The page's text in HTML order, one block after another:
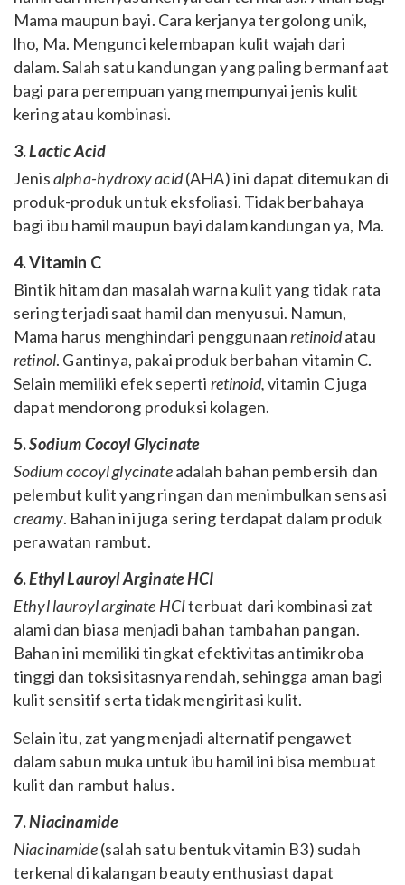
Mama maupun bayi. Cara kerjanya tergolong unik,
lho, Ma. Mengunci kelembapan kulit wajah dari
dalam. Salah satu kandungan yang paling bermanfaat
bagi para perempuan yang mempunyai jenis kulit
kering atau kombinasi.
3.Lactic Acid
Jenisalpha-hydroxy acid(AHA) ini dapat ditemukan di
produk-produk untuk eksfoliasi. Tidak berbahaya
bagi ibu hamil maupun bayi dalam kandungan ya, Ma.
4. Vitamin C
Bintik hitam dan masalah warna kulit yang tidak rata
sering terjadi saat hamil dan menyusui. Namun,
Mama harus menghindari penggunaanretinoidatau
retinol. Gantinya, pakai produk berbahan vitamin C.
Selain memiliki efek seperti retinoid,vitamin C juga
dapat mendorong produksi kolagen.
5.Sodium Cocoyl Glycinate
Sodium cocoyl glycinateadalah bahan pembersih dan
pelembut kulit yang ringan dan menimbulkan sensasi
creamy. Bahan ini juga sering terdapat dalam produk
perawatan rambut.
6.Ethyl Lauroyl Arginate HCI
Ethyl lauroyl arginate HCIterbuat dari kombinasi zat
alami dan biasa menjadi bahan tambahan pangan.
Bahan ini memiliki tingkat efektivitas antimikroba
tinggi dan toksisitasnya rendah, sehingga aman bagi
kulit sensitif serta tidak mengiritasi kulit.
Selain itu, zat yang menjadi alternatif pengawet
dalam sabun muka untuk ibu hamil ini bisa membuat
kulit dan rambut halus.
7.Niacinamide
Niacinamide(salah satu bentuk vitamin B3) sudah
terkenal di kalangan beauty enthusiast dapat